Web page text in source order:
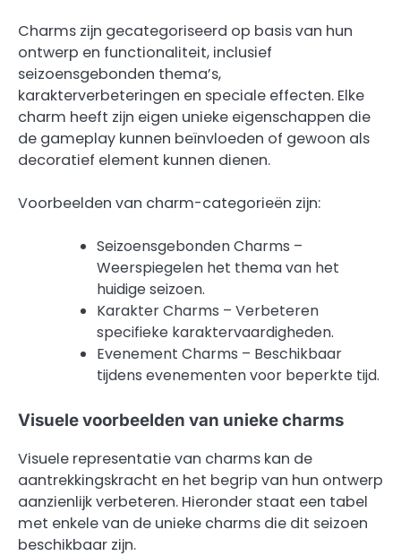
Charms zijn gecategoriseerd op basis van hun
ontwerp en functionaliteit, inclusief
seizoensgebonden thema’s,
karakterverbeteringen en speciale effecten. Elke
charm heeft zijn eigen unieke eigenschappen die
de gameplay kunnen beïnvloeden of gewoon als
decoratief element kunnen dienen.
Voorbeelden van charm-categorieën zijn:
Seizoensgebonden Charms –
Weerspiegelen het thema van het
huidige seizoen.
Karakter Charms – Verbeteren
specifieke karaktervaardigheden.
Evenement Charms – Beschikbaar
tijdens evenementen voor beperkte tijd.
Visuele voorbeelden van unieke charms
Visuele representatie van charms kan de
aantrekkingskracht en het begrip van hun ontwerp
aanzienlijk verbeteren. Hieronder staat een tabel
met enkele van de unieke charms die dit seizoen
beschikbaar zijn.